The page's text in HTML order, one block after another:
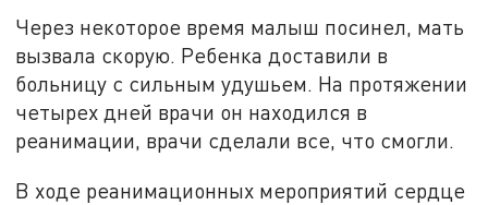
Через некоторое время малыш посинел, мать
вызвала скорую. Ребенка доставили в
больницу с сильным удушьем. На протяжении
четырех дней врачи он находился в
реанимации, врачи сделали все, что смогли.
В ходе реанимационных мероприятий сердце